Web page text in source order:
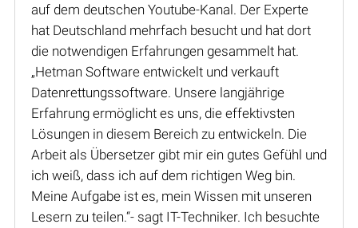
auf dem deutschen Youtube-Kanal. Der Experte
hat Deutschland mehrfach besucht und hat dort
die notwendigen Erfahrungen gesammelt hat.
„Hetman Software entwickelt und verkauft
Datenrettungssoftware. Unsere langjährige
Erfahrung ermöglicht es uns, die effektivsten
Lösungen in diesem Bereich zu entwickeln. Die
Arbeit als Übersetzer gibt mir ein gutes Gefühl und
ich weiß, dass ich auf dem richtigen Weg bin.
Meine Aufgabe ist es, mein Wissen mit unseren
Lesern zu teilen.“- sagt IT-Techniker. Ich besuchte